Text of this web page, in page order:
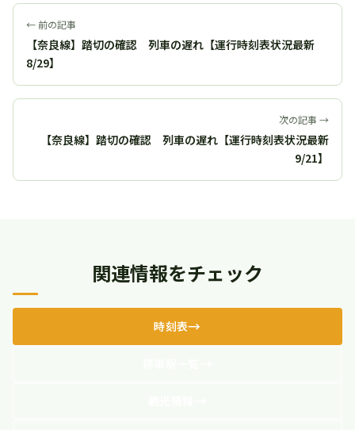
← 前の記事
【奈良線】踏切の確認 列車の遅れ【運行時刻表状況最新
8/29】
次の記事 →
【奈良線】踏切の確認 列車の遅れ【運行時刻表状況最新
9/21】
関連情報をチェック
時刻表